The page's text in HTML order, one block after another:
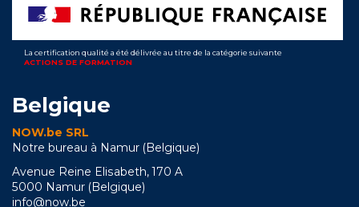
La certification qualité a été délivrée au titre de la catégorie suivante
ACTIONS DE FORMATION
Belgique
NOW.be SRL
Notre bureau à Namur (Belgique)
Avenue Reine Elisabeth, 170 A
5000 Namur (Belgique)
info@now.be